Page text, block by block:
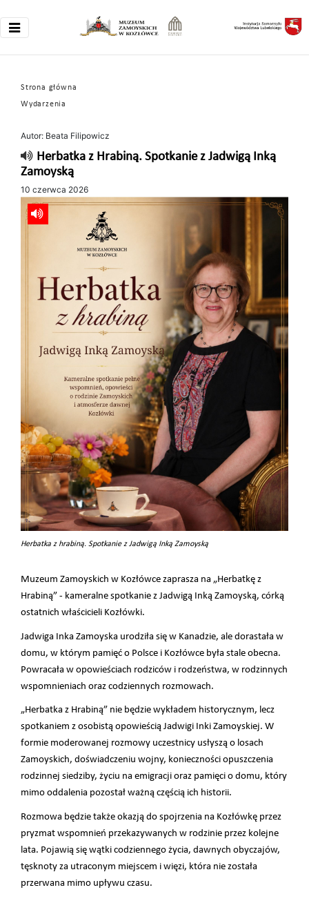
Strona główna
Wydarzenia
Autor: Beata Filipowicz
Herbatka z Hrabiną. Spotkanie z Jadwigą Inką
Zamoyską
10 czerwca 2026
Herbatka z hrabiną. Spotkanie z Jadwigą Inką Zamoyską
Muzeum Zamoyskich w Kozłówce zaprasza na „Herbatkę z
Hrabiną” - kameralne spotkanie z Jadwigą Inką Zamoyską, córką
ostatnich właścicieli Kozłówki.
Jadwiga Inka Zamoyska urodziła się w Kanadzie, ale dorastała w
domu, w którym pamięć o Polsce i Kozłówce była stale obecna.
Powracała w opowieściach rodziców i rodzeństwa, w rodzinnych
wspomnieniach oraz codziennych rozmowach.
„Herbatka z Hrabiną” nie będzie wykładem historycznym, lecz
spotkaniem z osobistą opowieścią Jadwigi Inki Zamoyskiej. W
formie moderowanej rozmowy uczestnicy usłyszą o losach
Zamoyskich, doświadczeniu wojny, konieczności opuszczenia
rodzinnej siedziby, życiu na emigracji oraz pamięci o domu, który
mimo oddalenia pozostał ważną częścią ich historii.
Rozmowa będzie także okazją do spojrzenia na Kozłówkę przez
pryzmat wspomnień przekazywanych w rodzinie przez kolejne
lata. Pojawią się wątki codziennego życia, dawnych obyczajów,
tęsknoty za utraconym miejscem i więzi, która nie została
przerwana mimo upływu czasu.